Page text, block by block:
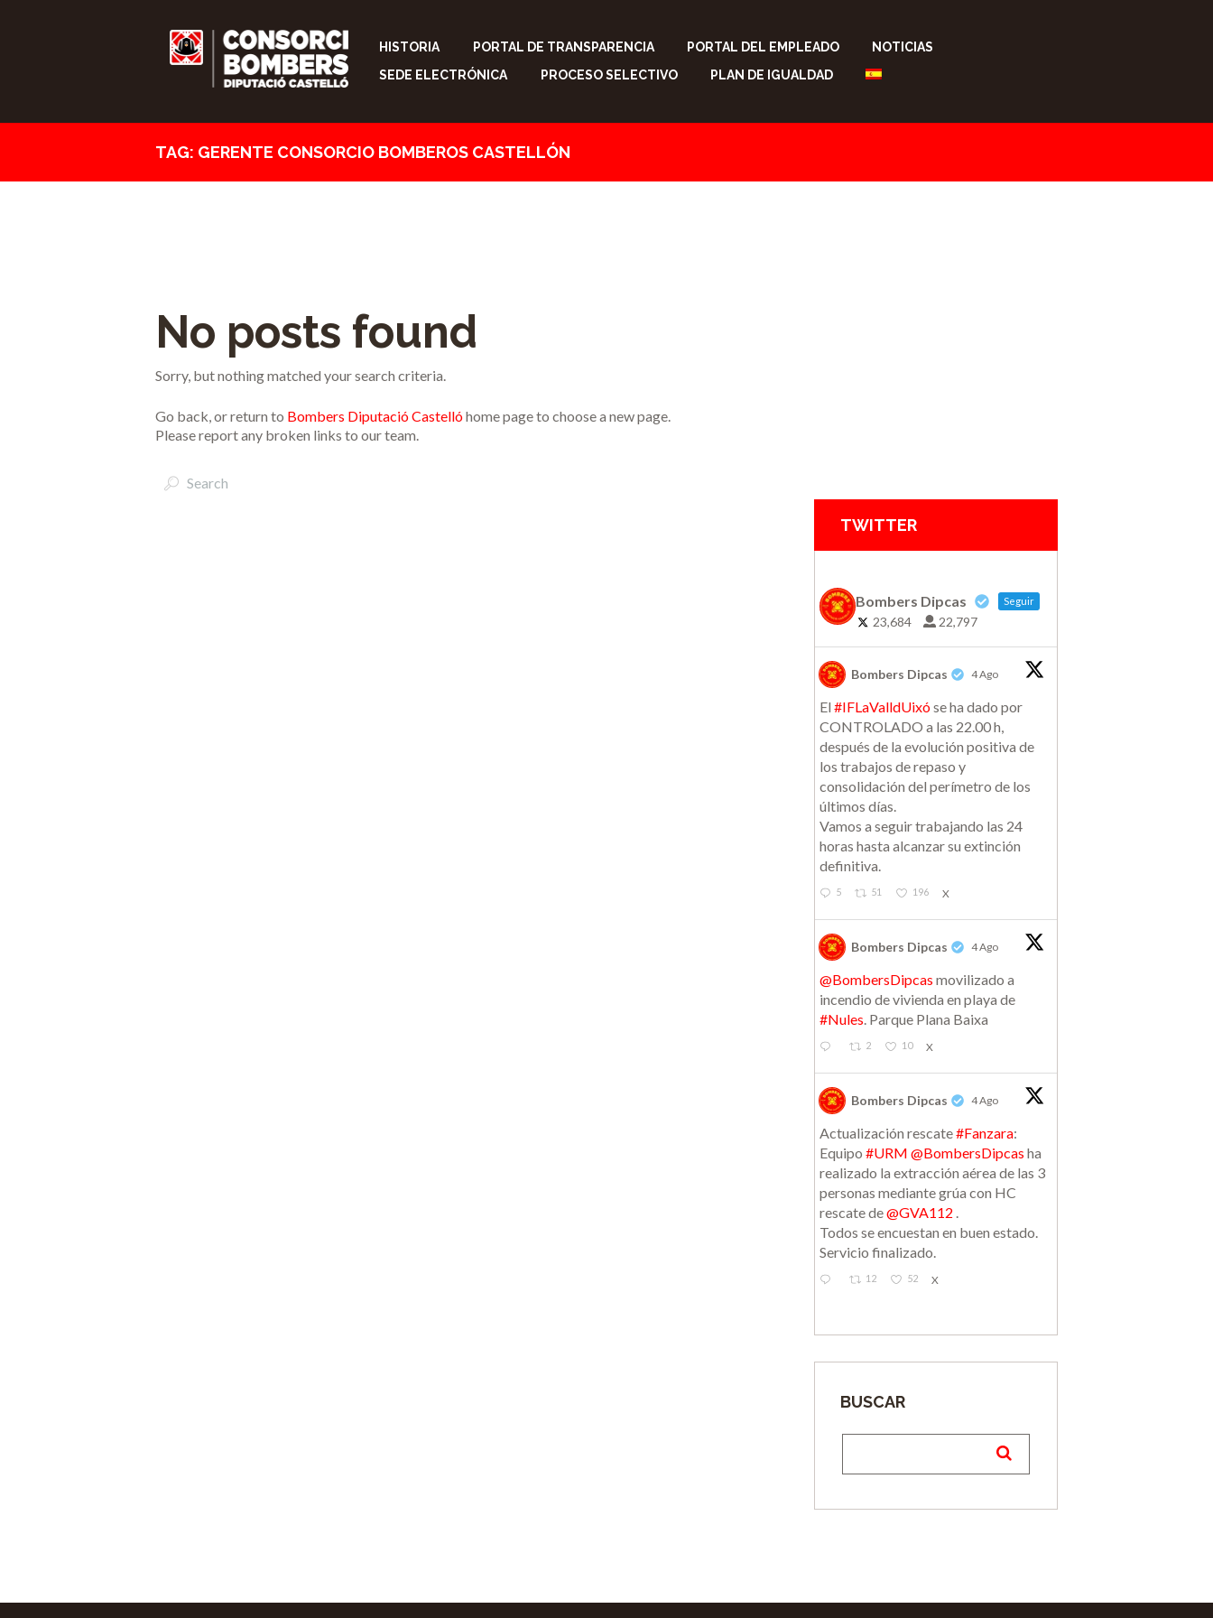
HISTORIA PORTAL DE TRANSPARENCIA PORTAL DEL EMPLEADO
NOTICIAS
SEDE ELECTRÓNICA
PROCESO SELECTIVO PLAN DE IGUALDAD
TAG: GERENTE CONSORCIO BOMBEROS CASTELLÓN
No posts found
Sorry, but nothing matched your search criteria.
Go back, or return to Bombers Diputació Castellóhome page to choose a new page.
Please report any broken links to our team.
TWITTER
Bombers Dipcas Seguir
23,684 22,797
Bombers Dipcas 4 Ago
El #IFLaValldUixóse ha dado por
CONTROLADO a las 22.00 h,
después de la evolución positiva de
los trabajos de repaso y
consolidación del perímetro de los
últimos días.
Vamos a seguir trabajando las 24
horas hasta alcanzar su extinción
definitiva.
5 51 196 X
Bombers Dipcas 4 Ago
@BombersDipcas movilizado a
incendio de vivienda en playa de
#Nules . Parque Plana Baixa
2 10 X
Bombers Dipcas 4 Ago
Actualización rescate#Fanzara:
Equipo #URM @BombersDipcas ha
realizado la extracción aérea de las 3
personas mediante grúa con HC
rescate de@GVA112
Todos se encuestan en buen estado.
Servicio finalizado.
12 52 X
BUSCAR